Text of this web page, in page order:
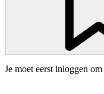
Je moet eerst inloggen